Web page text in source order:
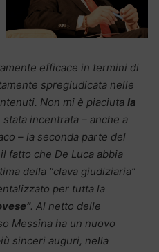
efficace in termini di
spregiudicata nelle
Non mi è piaciuta la
stata incentrata – anche a
– la seconda parte del
fatto che De Luca abbia
della “clava giudiziaria”
per tutta la
. Al netto delle
Messina ha un nuovo
sinceri auguri, nella